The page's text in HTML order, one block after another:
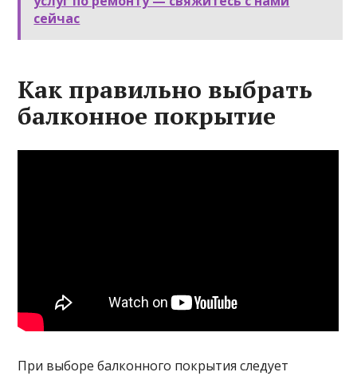
сейчас
Как правильно выбрать
балконное покрытие
При выборе балконного покрытия следует